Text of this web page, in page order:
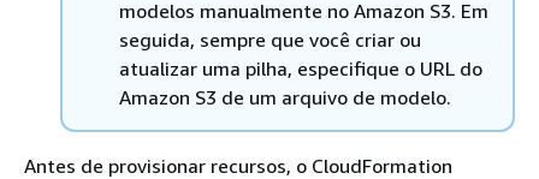
modelos manualmente no Amazon S3. Em
seguida, sempre que você criar ou
atualizar uma pilha, especifique o URL do
Amazon S3 de um arquivo de modelo.
Antes de provisionar recursos, o CloudFormation